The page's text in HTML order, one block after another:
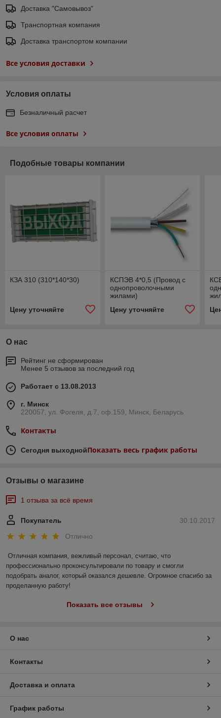
Доставка "Самовывоз"
Транспортная компания
Доставка транспортом компании
Все условия доставки
Условия оплаты
Безналичный расчет
Все условия оплаты
Подобные товары компании
КЗА 310 (310*140*30)
Цену уточняйте
КСПЭВ 4*0,5 (Провод с
однопроволочными
жилами)
Цену уточняйте
О нас
Рейтинг не сформирован
Менее 5 отзывов за последний год
Работает с 13.08.2013
г. Минск
220057, ул. Фогеля, д.7, оф.159, Минск, Беларусь
Контакты
Сегодня выходнойПоказать весь график работы
Отзывы о магазине
1 отзыва за всё время
30.10.2017
Покупатель
Отлично
Отличная компания, вежливый персонал, считаю, что
профессионально проконсультировали по товару и смогли
подобрать аналог, который оказался дешевле. Огромное спасибо за
проделанную работу!
Показать все отзывы
О нас
Контакты
Доставка и оплата
График работы